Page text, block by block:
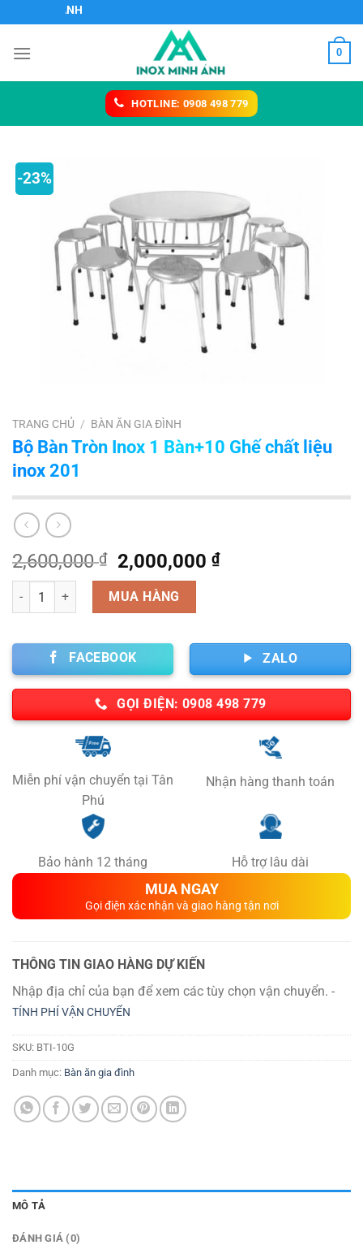
đến
nội
0
HOTLINE: 0908 498 779
-23%
TRANG CHỦ / BÀN ĂN GIA ĐÌNH
Bộ Bàn Tròn Inox 1 Bàn+10 Ghế chất liệu
inox 201
2,600,000₫
Giá
gốc
là:
2,600,000 ₫.
2,000,000₫Giá
2,000,000 ₫.
Số lượng MUA HÀNG
FACEBOOK ZALO
GỌI ĐIỆN: 0908 498 779
Miễn phí vận chuyển tại Tân
Phú
Nhận hàng thanh toán
Bảo hành 12 tháng Hỗ trợ lâu dài
MUA NGAY
Gọi điện xác nhận và giao hàng tận nơi
THÔNG TIN GIAO HÀNG DỰ KIẾN
Nhập địa chỉ của bạn để xem các tùy chọn vận chuyển. -
TÍNH PHÍ VẬN CHUYỂN
SKU: BTI-10G
Danh mục: Bàn ăn gia đình
MÔ TẢ
ĐÁNH GIÁ (0)